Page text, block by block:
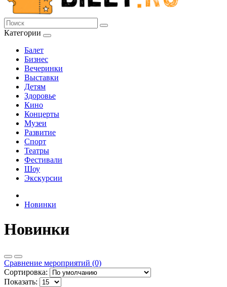
Категории
Балет
Бизнес
Вечеринки
Выставки
Детям
Здоровье
Кино
Концерты
Музеи
Развитие
Спорт
Театры
Фестивали
Шоу
Экскурсии
Новинки
Новинки
Сравнение мероприятий (0)
Сортировка:
Показать: